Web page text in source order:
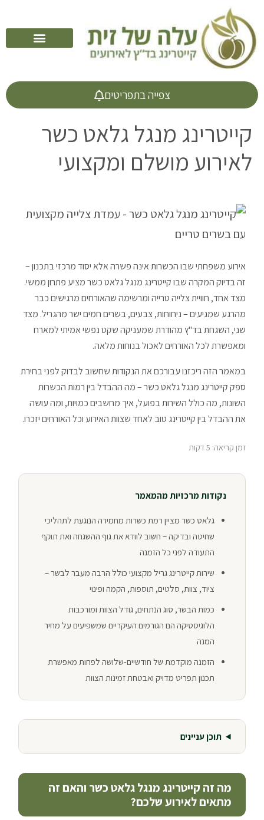
צפייה בתפריטים
קייטרינג מנגל גלאט כשר
לאירוע מושלם ומקצועי
אירוע משפחתי שבו הכשרות אינה פשרה אלא יסוד מרכזי בתכנון –
זה בדיוק המקרה שבו קייטרינג מנגל גלאט כשר מציע פתרון ממשי.
מצד אחד, חוויית צלייה טרייה ומרשימה שהאורחים מרגישים כבר
מהרגע שמגיעים – ניחוחות, צבעים, בשרים חמים ישר מהגריל. מצד
שני, השגחת בד"ץ מהודרת שמעניקה שקט נפשי אמיתי למארח
ומאפשרת לכל האורחים לאכול בנוחות מלאה.
במאמר הזה ריכזנו עבורכם את הנקודות שחשוב לבדוק לפני בחירת
ספק קייטרינג מנגל גלאט כשר – מה ההבדל בין רמות הכשרות
השונות, מה כולל השירות בפועל, איך מחשבים כמויות, ומה עושה
את ההבדל בין קייטרינג טוב לאחד שצוות האירוע וכל האורחים יזכרו.
זמן קריאה: 5 דקות
נקודות מרכזיות מהמאמר
גלאט כשר מציין רמת כשרות מחמירה הנוגעת לתהליכי
שחיטה ובדיקה – חשוב לוודא את גוף ההשגחה ואת תוקף
התעודה לפני כל הזמנה
שירות קייטרינג גריל מקצועי כולל הרבה מעבר לבשר –
ציוד, צוות, סלטים, תוספות, הקמה ופינוי
כמות הבשר, סוג הנתחים, גודל הצוות ומורכבות
הלוגיסטיקה הם הגורמים העיקריים שמשפיעים על מחיר
המנה
הזמנה מוקדמת של חודשיים-שלושה לפחות מאפשרת
תכנון תפריט מדויק ואבטחת זמינות הצוות
תוכן עניינים
מה זה קייטרינג מנגל גלאט כשר והאם זה
מתאים לאירוע שלכם?